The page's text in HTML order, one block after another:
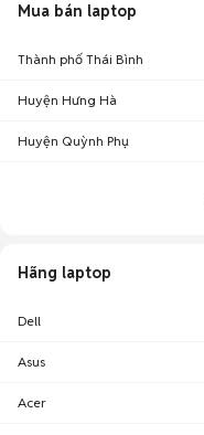
Mua bán laptop
Thành phố Thái Bình
Huyện Hưng Hà
Huyện Quỳnh Phụ
Hãng laptop
Dell
Asus
Acer